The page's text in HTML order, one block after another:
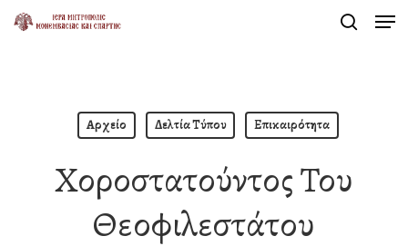
Skip
Αρχείο Δελτία Τύπου Επικαιρότητα
Χοροστατούντος Του
Θεοφιλεστάτου